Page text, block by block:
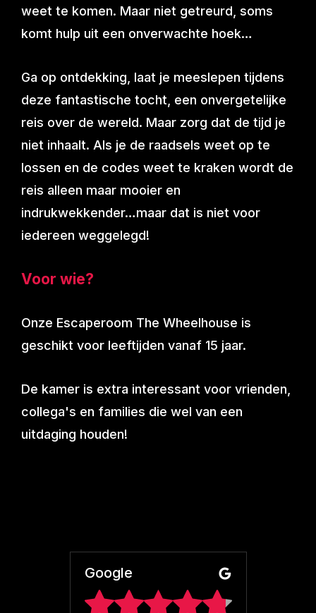
weet te komen. Maar niet getreurd, soms
komt hulp uit een onverwachte hoek…
Ga op ontdekking, laat je meeslepen tijdens
deze fantastische tocht, een onvergetelijke
reis over de wereld. Maar zorg dat de tijd je
niet inhaalt. Als je de raadsels weet op te
lossen en de codes weet te kraken wordt de
reis alleen maar mooier en
indrukwekkender…maar dat is niet voor
iedereen weggelegd!
Voor wie?
Onze Escaperoom The Wheelhouse is
geschikt voor leeftijden vanaf 15 jaar.
De kamer is extra interessant voor vrienden,
collega's en families die wel van een
uitdaging houden!
Google